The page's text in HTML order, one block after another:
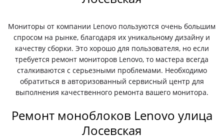
Мониторы от компании Lenovo пользуются очень большим
спросом на рынке, благодаря их уникальному дизайну и
качеству сборки. Это хорошо для пользователя, но если
требуется ремонт мониторов Lenovo, то мастера всегда
сталкиваются с серьезными проблемами. Необходимо
обратиться в авторизованный сервисный центр для
выполнения качественного ремонта вашего монитора.
Ремонт моноблоков Lenovo улица
Лосевская